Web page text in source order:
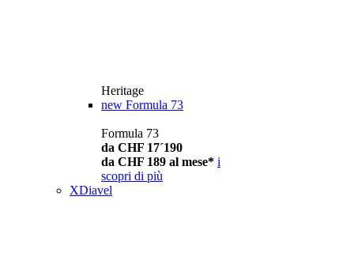
Heritage
new Formula 73
Formula 73
da CHF 17´190
da CHF 189 al mese* i
scopri di più
XDiavel